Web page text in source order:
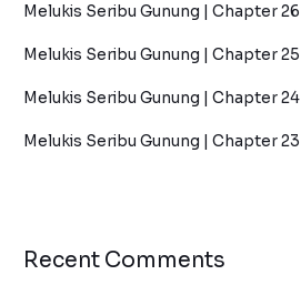
Melukis Seribu Gunung | Chapter 26
Melukis Seribu Gunung | Chapter 25
Melukis Seribu Gunung | Chapter 24
Melukis Seribu Gunung | Chapter 23
Recent Comments